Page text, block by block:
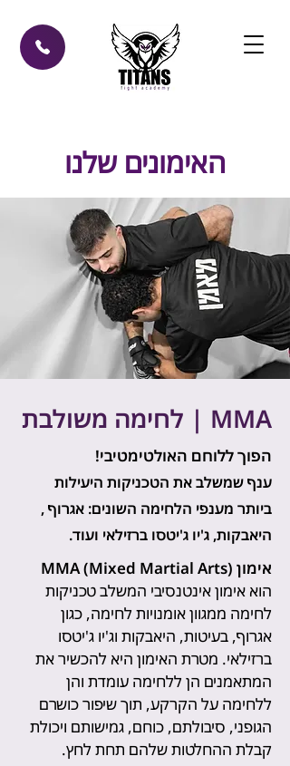
האימונים שלנו
MMA | לחימה משולבת
הפוך ללוחם האולטימטיבי!
ענף שמשלב את הטכניקות היעילות
ביותר מענפי הלחימה השונים: אגרוף ,
היאבקות, ג'יו ג'יטסו ברזילאי ועוד.
אימון MMA (Mixed Martial Arts)
הוא אימון אינטנסיבי המשלב טכניקות
לחימה ממגוון אומנויות לחימה, כגון
אגרוף, בעיטות, היאבקות וג'יו ג'יטסו
ברזילאי. מטרת האימון היא להכשיר את
המתאמנים הן ללחימה עומדת והן
ללחימה על הקרקע, תוך שיפור כושרם
הגופני, סיבולתם, כוחם, גמישותם ויכולת
קבלת ההחלטות שלהם תחת לחץ.